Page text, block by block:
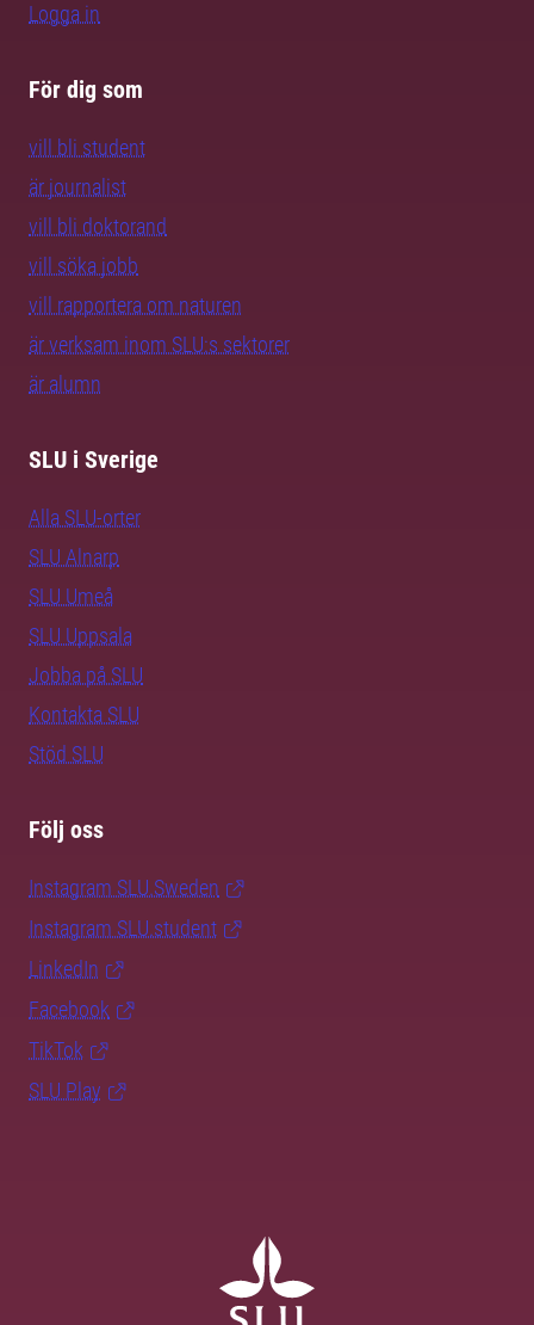
Logga in
För dig som
vill bli student
är journalist
vill bli doktorand
vill söka jobb
vill rapportera om naturen
är verksam inom SLU:s sektorer
är alumn
SLU i Sverige
Alla SLU-orter
SLU Alnarp
SLU Umeå
SLU Uppsala
Jobba på SLU
Kontakta SLU
Stöd SLU
Följ oss
Instagram SLU.Sweden
Instagram SLU.student
LinkedIn
Facebook
TikTok
SLU Play